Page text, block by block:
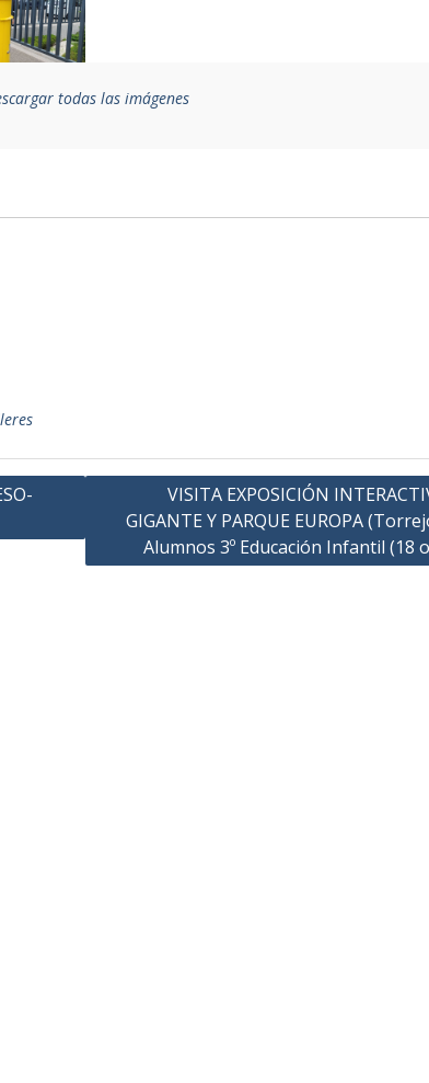
todas las imágenes
VISITA EXPOSICIÓN
GIGANTE Y PARQUE EUROPA
Alumnos 3º Educación Infantil (18